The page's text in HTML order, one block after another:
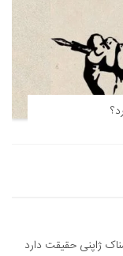
ژاپنی حقیقت دارد